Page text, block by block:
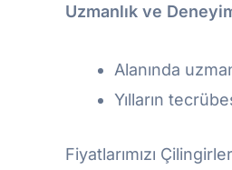
Uzmanlık ve
Alanında
Yılların
Fiyatlarımızı